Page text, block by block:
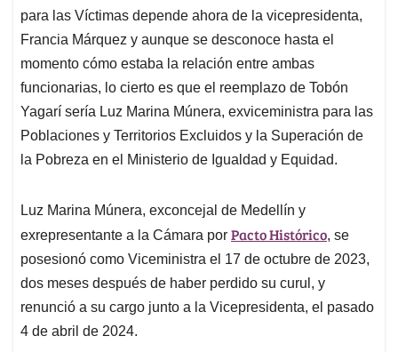
para las Víctimas depende ahora de la vicepresidenta,
Francia Márquez y aunque se desconoce hasta el
momento cómo estaba la relación entre ambas
funcionarias, lo cierto es que el reemplazo de Tobón
Yagarí sería Luz Marina Múnera, exviceministra para las
Poblaciones y Territorios Excluidos y la Superación de
la Pobreza en el Ministerio de Igualdad y Equidad.
Luz Marina Múnera, exconcejal de Medellín y
exrepresentante a la Cámara por Pacto Histórico, se
posesionó como Viceministra el 17 de octubre de 2023,
dos meses después de haber perdido su curul, y
renunció a su cargo junto a la Vicepresidenta, el pasado
4 de abril de 2024.